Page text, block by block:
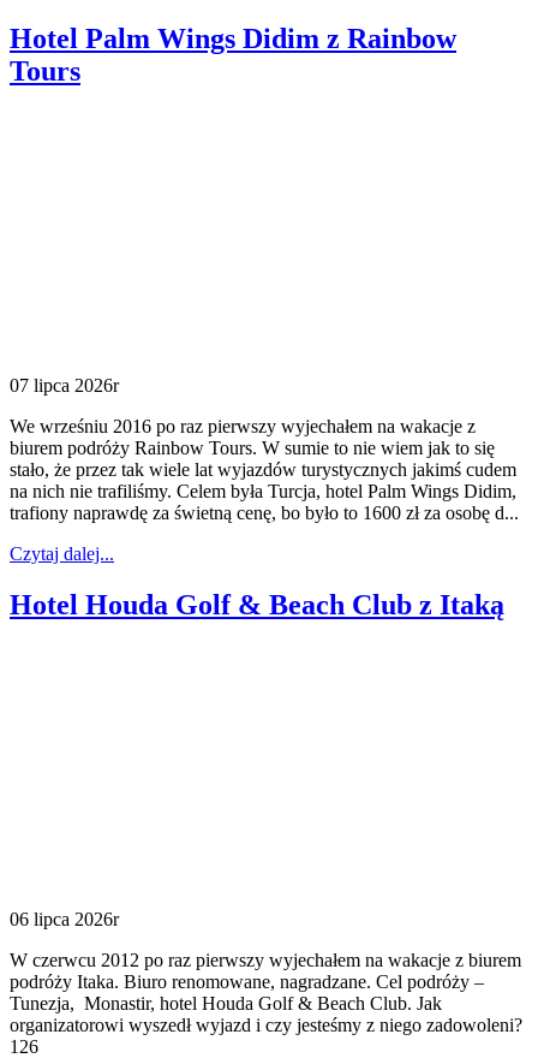
Hotel Palm Wings Didim z Rainbow
Tours
07 lipca 2026r
We wrześniu 2016 po raz pierwszy wyjechałem na wakacje z
biurem podróży Rainbow Tours. W sumie to nie wiem jak to się
stało, że przez tak wiele lat wyjazdów turystycznych jakimś cudem
na nich nie trafiliśmy. Celem była Turcja, hotel Palm Wings Didim,
trafiony naprawdę za świetną cenę, bo było to 1600 zł za osobę d...
Czytaj dalej...
Hotel Houda Golf & Beach Club z Itaką
06 lipca 2026r
W czerwcu 2012 po raz pierwszy wyjechałem na wakacje z biurem
podróży Itaka. Biuro renomowane, nagradzane. Cel podróży –
Tunezja, Monastir, hotel Houda Golf & Beach Club. Jak
organizatorowi wyszedł wyjazd i czy jesteśmy z niego zadowoleni?
126